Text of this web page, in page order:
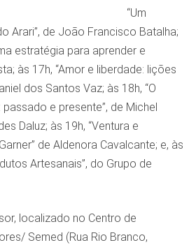
“Um
Arari”, de João Francisco Batalha;
estratégia para aprender e
às 17h, “Amor e liberdade: lições
dos Santos Vaz; às 18h, “O
e presente”, de Michel
Daluz; às 19h, “Ventura e
de Aldenora Cavalcante; e, às
Artesanais”, do Grupo de
localizado no Centro de
Semed (Rua Rio Branco,